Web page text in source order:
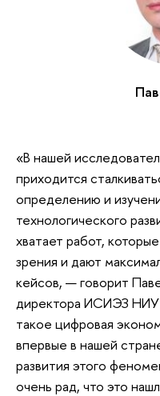
«В нашей
приходится
определению и
технологического
хватает работ,
зрения и дают
кейсов, — говорит
директора ИСИЭЗ
такое цифровая
впервые в нашей
развития этого
очень рад, что это